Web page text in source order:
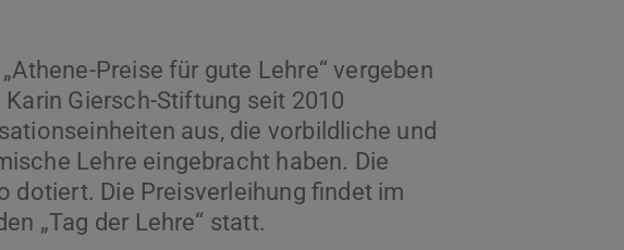
Preise für gute Lehre“ vergeben
Giersch-Stiftung seit 2010
aus, die vorbildliche und
Lehre eingebracht haben. Die
dotiert. Die Preisverleihung findet im
„Tag der Lehre“ statt.